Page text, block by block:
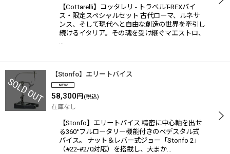
【Cottarelli】コッタレリ - トラベルT-REXバイ
ス・限定スペシャルセット 古代ローマ、ルネサ
ンス、そして現代へと自由な創造の世界を牽引し
続けるイタリア。その魂を受け継ぐマエストロ、
…
【Stonfo】エリートバイス
58,300 円 (税込)
在庫なし
【Stonfo】エリートバイス 精密に中心軸を出せ
る360°フルロータリー機能付きのペデスタル式
バイス。 ナット＆レバー式ジョー「Stonfo 2」
（#22-#2/0対応）を搭載し、大まか…